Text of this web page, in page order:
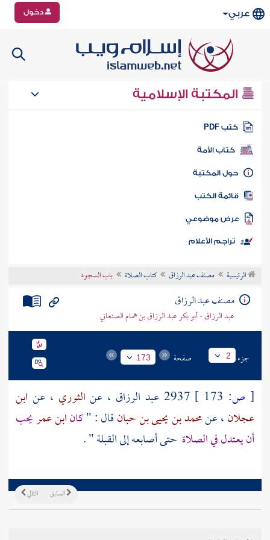
عربي دخول
المكتبة الإسلامية
كتب PDF
كتاب الأمة
المكتبة
الكتب
موضوعي
تراجم الأعلام
الرئيسية مصنف عبد الرزاق كتاب الصلاة باب السجود
مصنف عبد الرزاق
عبد الرزاق - أبو بكر عبد الرزاق بن همام الصنعاني
جزء 2 صفحة 173
[ ص: 2937 عبد الرزاق ، عن الثوري ، عن ابن
عجلان، عنمحمد بن يحيى بن حبانقال : "كانابن عمريحب
أن يعتدل في الصلاة حتى أصابعه إلى القبلة " .
التالي السابق